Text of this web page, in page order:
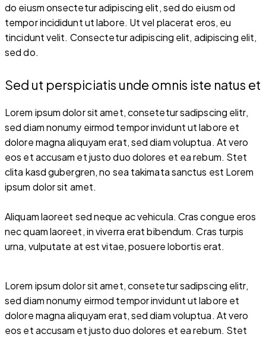
do eiusm onsectetur adipiscing elit, sed do eiusm od
tempor incididunt ut labore. Ut vel placerat eros, eu
tincidunt velit. Consectetur adipiscing elit, adipiscing elit,
sed do.
Sed ut perspiciatis unde omnis iste natus et
Lorem ipsum dolor sit amet, consetetur sadipscing elitr,
sed diam nonumy eirmod tempor invidunt ut labore et
dolore magna aliquyam erat, sed diam voluptua. At vero
eos et accusam et justo duo dolores et ea rebum. Stet
clita kasd gubergren, no sea takimata sanctus est Lorem
ipsum dolor sit amet.
Aliquam laoreet sed neque ac vehicula. Cras congue eros
nec quam laoreet, in viverra erat bibendum. Cras turpis
urna, vulputate at est vitae, posuere lobortis erat.
Lorem ipsum dolor sit amet, consetetur sadipscing elitr,
sed diam nonumy eirmod tempor invidunt ut labore et
dolore magna aliquyam erat, sed diam voluptua. At vero
eos et accusam et justo duo dolores et ea rebum. Stet